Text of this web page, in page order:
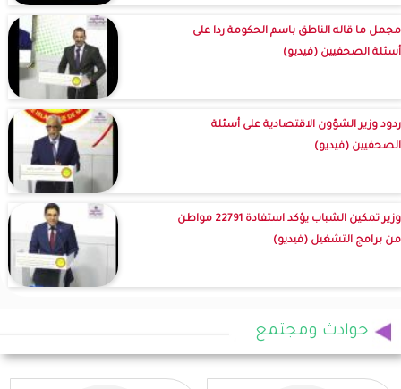
مجمل ما قاله الناطق باسم الحكومة ردا على
أسئلة الصحفيين (فيديو)
ردود وزير الشؤون الاقتصادية على أسئلة
الصحفيين (فيديو)
وزير تمكين الشباب يؤكد استفادة 22791 مواطن
من برامج التشغيل (فيديو)
حوادث ومجتمع